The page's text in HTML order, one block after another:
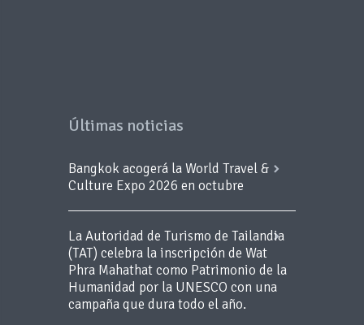
Últimas noticias
Bangkok acogerá la World Travel &
Culture Expo 2026 en octubre
La Autoridad de Turismo de Tailandia
(TAT) celebra la inscripción de Wat
Phra Mahathat como Patrimonio de la
Humanidad por la UNESCO con una
campaña que dura todo el año.